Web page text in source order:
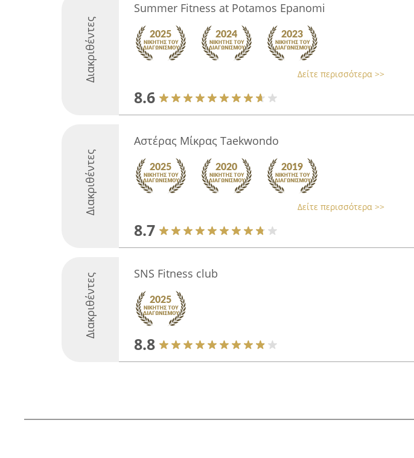
Διακριθέντες
Summer Fitness at Potamos Epanomi
Δείτε περισσότερα >>
8.6
Διακριθέντες
Aστέρας Μίκρας Taekwondo
Δείτε περισσότερα >>
8.7
Διακριθέντες SNS Fitness club
8.8